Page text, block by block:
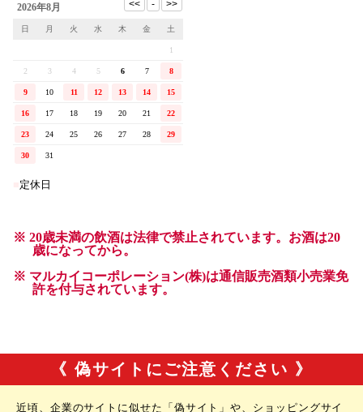
《 偽サイトにご注意ください 》
近頃、企業のサイトに似せた「偽サイト」や、ショッピングサイ